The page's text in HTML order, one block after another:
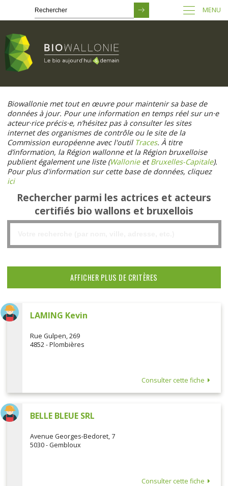
contenu
principal
MENU
Biowallonie met tout en œuvre pour maintenir sa base de
données à jour. Pour une information en temps réel sur un·e
acteur·rice précis·e, n’hésitez pas à consulter les sites
internet des organismes de contrôle ou le site de la
Commission européenne avec l'outil Traces. À titre
d’information, la Région wallonne et la Région bruxelloise
publient également une liste (WallonieetBruxelles-Capitale).
Pour plus d'information sur cette base de données, cliquez
ici
Rechercher parmi les actrices et acteurs
certifiés bio wallons et bruxellois
LAMING Kevin
Rue Gulpen, 269
4852 - Plombières
Consulter cette fiche
BELLE BLEUE SRL
Avenue Georges-Bedoret, 7
5030 - Gembloux
Consulter cette fiche
AFFICHER PLUS DE CRITÈRES